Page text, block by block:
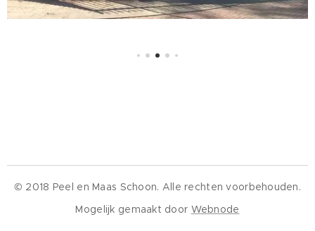
© 2018 Peel en Maas Schoon. Alle rechten voorbehouden.
Mogelijk gemaakt door Webnode